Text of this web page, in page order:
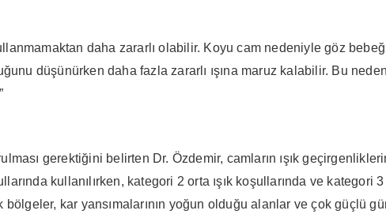
daha zararlı olabilir. Koyu cam nedeniyle göz
düşünürken daha fazla zararlı ışına maruz kalabilir. Bu
gerektiğini belirten Dr. Özdemir, camların ışık
kullanılırken, kategori 2 orta ışık koşullarında ve kategori
kar yansımalarının yoğun olduğu alanlar ve çok güçlü